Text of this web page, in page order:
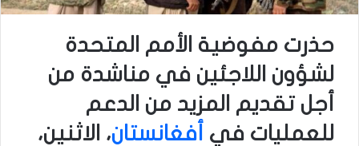
حذرت مفوضية الأمم المتحدة
لشؤون اللاجئين في مناشدة من
أجل تقديم المزيد من الدعم
للعمليات في أفغانستان، الاثنين،